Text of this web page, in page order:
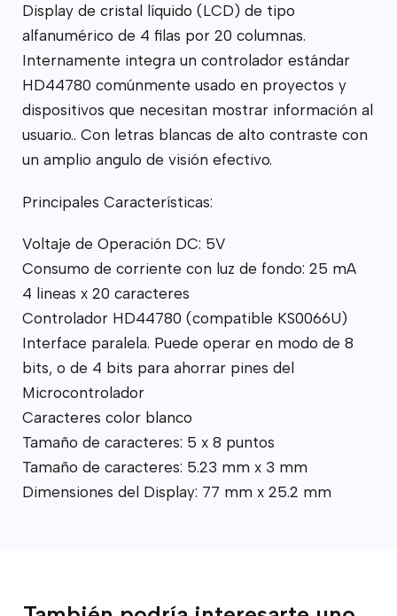
Display de cristal líquido (LCD) de tipo
alfanumérico de 4 filas por 20 columnas.
Internamente integra un controlador estándar
HD44780 comúnmente usado en proyectos y
dispositivos que necesitan mostrar información al
usuario.. Con letras blancas de alto contraste con
un amplio angulo de visión efectivo.
Principales Características:
Voltaje de Operación DC: 5V
Consumo de corriente con luz de fondo: 25 mA
4 lineas x 20 caracteres
Controlador HD44780 (compatible KS0066U)
Interface paralela. Puede operar en modo de 8
bits, o de 4 bits para ahorrar pines del
Microcontrolador
Caracteres color blanco
Tamaño de caracteres: 5 x 8 puntos
Tamaño de caracteres: 5.23 mm x 3 mm
Dimensiones del Display: 77 mm x 25.2 mm